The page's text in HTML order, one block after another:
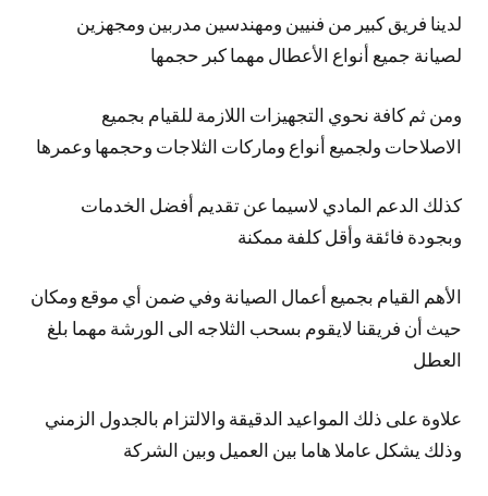
لدينا فريق كبير من فنيين ومهندسين مدربين ومجهزين
لصيانة جميع أنواع الأعطال مهما كبر حجمها
ومن ثم كافة نحوي التجهيزات اللازمة للقيام بجميع
الاصلاحات ولجميع أنواع وماركات الثلاجات وحجمها وعمرها
كذلك الدعم المادي لاسيما عن تقديم أفضل الخدمات
وبجودة فائقة وأقل كلفة ممكنة
الأهم القيام بجميع أعمال الصيانة وفي ضمن أي موقع ومكان
حيث أن فريقنا لايقوم بسحب الثلاجه الى الورشة مهما بلغ
العطل
علاوة على ذلك المواعيد الدقيقة والالتزام بالجدول الزمني
وذلك يشكل عاملا هاما بين العميل وبين الشركة